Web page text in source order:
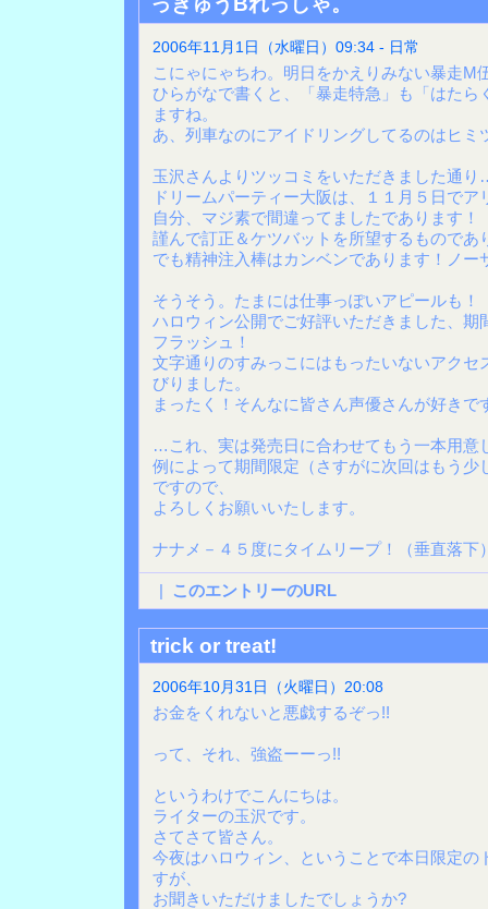
2006年11月1日（水曜日）09:34 - 日常
こにゃにゃちわ。明日をかえりみない暴走M
ひらがなで書くと、「暴走特急」も「はたら
ますね。
あ、列車なのにアイドリングしてるのはヒミ
玉沢さんよりツッコミをいただきました通
ドリームパーティー大阪は、１１月５日でア
自分、マジ素で間違ってましたであります！
謹んで訂正＆ケツバットを所望するものであ
でも精神注入棒はカンベンであります！ノー
そうそう。たまには仕事っぽいアピールも！
ハロウィン公開でご好評いただきました、期
フラッシュ！
文字通りのすみっこにはもったいないアクセ
びりました。
まったく！そんなに皆さん声優さんが好き
…これ、実は発売日に合わせてもう一本用意
例によって期間限定（さすがに次回はもう少
ですので、
よろしくお願いいたします。
ナナメ－４５度にタイムリープ！（垂直落下
| このエントリーのURL
trick or treat!
2006年10月31日（火曜日）20:08
お金をくれないと悪戯するぞっ!!
って、それ、強盗ーーっ!!
というわけでこんにちは。
ライターの玉沢です。
さてさて皆さん。
今夜はハロウィン、ということで本日限定の
すが、
お聞きいただけましたでしょうか?